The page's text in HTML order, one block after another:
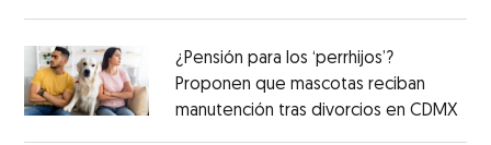
¿Pensión para los ‘perrhijos’?
Proponen que mascotas reciban
manutención tras divorcios en CDMX